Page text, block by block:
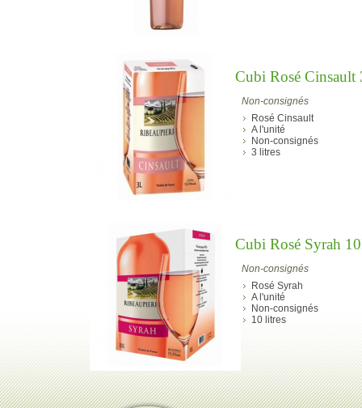
Cubi Rosé Cinsault
Non-consignés
Rosé Cinsault
A l'unité
Non-consignés
3 litres
Cubi Rosé Syrah
Non-consignés
Rosé Syrah
A l'unité
Non-consignés
10 litres